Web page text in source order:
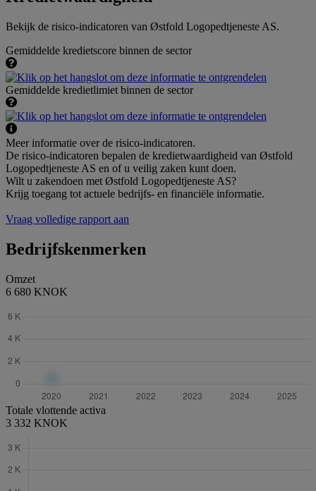
Bekijk de risico-indicatoren van Østfold Logopedtjeneste AS.
Gemiddelde kredietscore binnen de sector
Gemiddelde kredietlimiet binnen de sector
Meer informatie over de risico-indicatoren.
De risico-indicatoren bepalen de kredietwaardigheid van Østfold
Logopedtjeneste AS en of u veilig zaken kunt doen.
Wilt u zakendoen met Østfold Logopedtjeneste AS?
Krijg toegang tot actuele bedrijfs- en financiële informatie.
Vraag volledige rapport aan
Bedrijfskenmerken
Omzet
6 680 KNOK
Totale vlottende activa
3 332 KNOK